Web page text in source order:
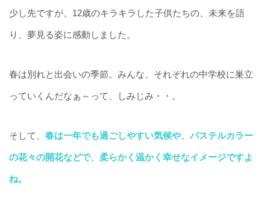
少し先ですが、12歳のキラキラした子供たちの、未来を語
り、夢見る姿に感動しました。
春は別れと出会いの季節。みんな、それぞれの中学校に巣立
っていくんだなぁ～って、しみじみ・・。
そして、 春は一年でも過ごしやすい気候や、パステルカラー
の花々の開花などで、柔らかく温かく幸せなイメージですよ
ね。